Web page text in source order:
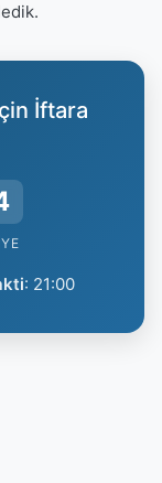
İftara
: 21:00